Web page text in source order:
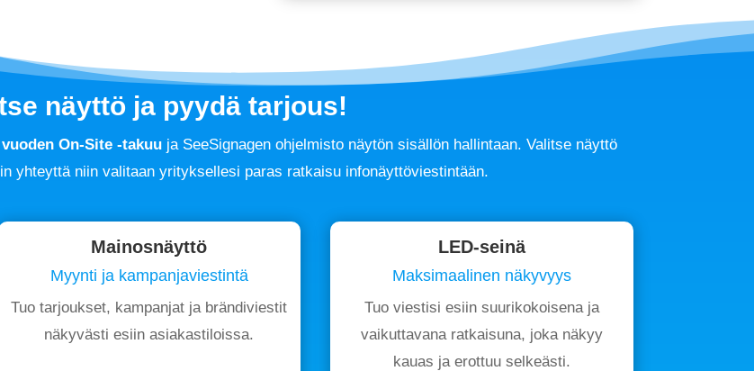
näyttö ja pyydä tarjous!
On-Site -takuuja SeeSignagen ohjelmisto näytön sisällön hallintaan. Valitse näyttö
yhteyttä niin valitaan yrityksellesi paras ratkaisu infonäyttöviestintään.
Mainosnäyttö
Myynti ja kampanjaviestintä
Tuo tarjoukset, kampanjat ja brändiviestit
näkyvästi esiin asiakastiloissa.
LED-seinä
Maksimaalinen näkyvyys
Tuo viestisi esiin suurikokoisena ja
vaikuttavana ratkaisuna, joka näkyy
kauas ja erottuu selkeästi.